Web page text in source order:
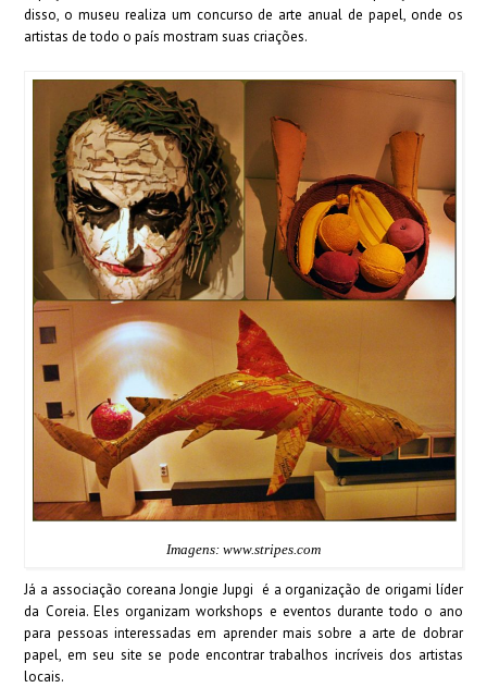
disso, o museu realiza um concurso de arte anual de papel, onde os
artistas de todo o país mostram suas criações.
Imagens: www.stripes.com
Já a associação coreana Jongie Jupgi é a organização de origami líder
da Coreia. Eles organizam workshops e eventos durante todo o ano
para pessoas interessadas em aprender mais sobre a arte de dobrar
papel, em seu site se pode encontrar trabalhos incríveis dos artistas
locais.